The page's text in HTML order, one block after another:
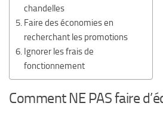
chandelles
Faire des économies en
recherchant les promotions
Ignorer les frais de
fonctionnement
Comment NE PAS faire